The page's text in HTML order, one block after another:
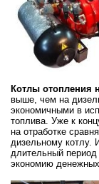
Котлы отопления
выше, чем на
экономичными в
топлива. Уже к
на отработке
дизельному котлу.
длительный
экономию